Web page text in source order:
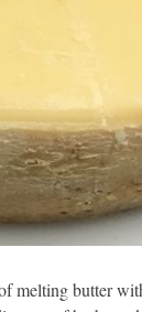
melting butter